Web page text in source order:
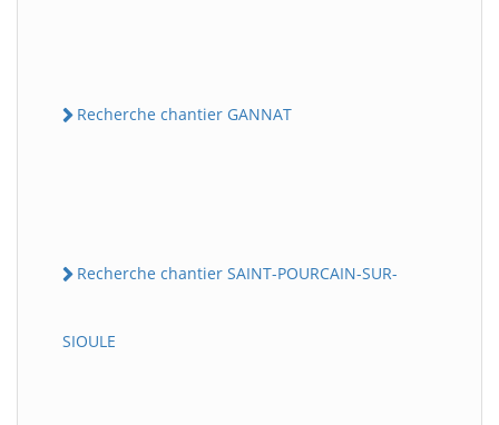
Recherche chantier GANNAT
Recherche chantier SAINT-POURCAIN-SUR-
SIOULE